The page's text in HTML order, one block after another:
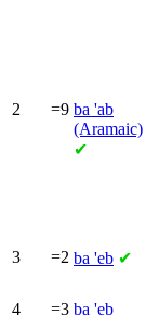
2 =9 ba 'ab
(Aramaic)
✔
3 =2 ba 'eb ✔
4 =3 ba 'eb